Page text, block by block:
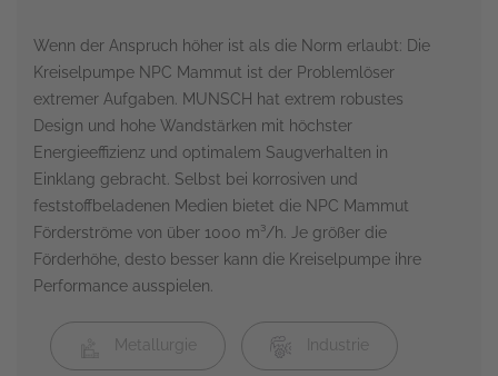
Wenn der Anspruch höher ist als die Norm erlaubt: Die
Kreiselpumpe NPC Mammut ist der Problemlöser
extremer Aufgaben. MUNSCH hat extrem robustes
Design und hohe Wandstärken mit höchster
Energieeffizienz und optimalem Saugverhalten in
Einklang gebracht. Selbst bei korrosiven und
feststoffbeladenen Medien bietet die NPC Mammut
Förderströme von über 1000 m³/h. Je größer die
Förderhöhe, desto besser kann die Kreiselpumpe ihre
Performance ausspielen.
Metallurgie Industrie